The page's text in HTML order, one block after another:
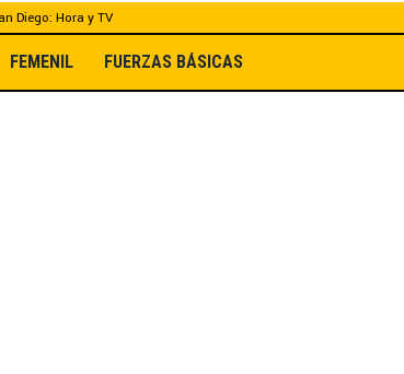
Diego: Hora y TV
FEMENIL FUERZAS BÁSICAS